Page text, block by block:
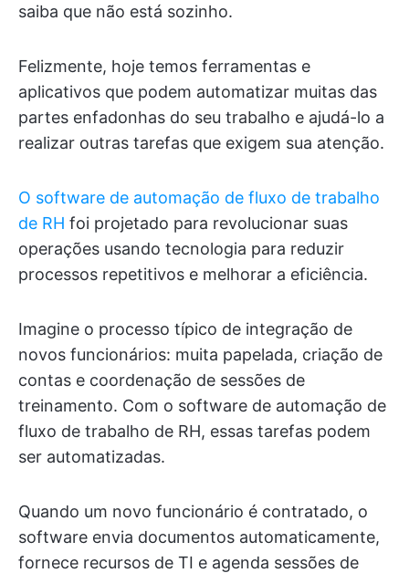
saiba que não está sozinho.
Felizmente, hoje temos ferramentas e
aplicativos que podem automatizar muitas das
partes enfadonhas do seu trabalho e ajudá-lo a
realizar outras tarefas que exigem sua atenção.
O software de automação de fluxo de trabalho
de RH foi projetado para revolucionar suas
operações usando tecnologia para reduzir
processos repetitivos e melhorar a eficiência.
Imagine o processo típico de integração de
novos funcionários: muita papelada, criação de
contas e coordenação de sessões de
treinamento. Com o software de automação de
fluxo de trabalho de RH, essas tarefas podem
ser automatizadas.
Quando um novo funcionário é contratado, o
software envia documentos automaticamente,
fornece recursos de TI e agenda sessões de